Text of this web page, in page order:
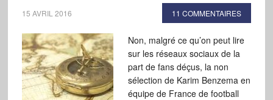
15 AVRIL 2016 11 COMMENTAIRES
Non, malgré ce qu’on peut lire
sur les réseaux sociaux de la
part de fans déçus, la non
sélection de Karim Benzema en
équipe de France de football